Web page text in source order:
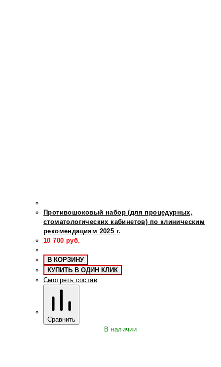
Противошоковый набор (для процедурных,
стоматологических кабинетов) по клиническим
рекомендациям 2025 г.
10 700 руб.
В КОРЗИНУ
КУПИТЬ В ОДИН КЛИК
Смотреть состав
Сравнить
В наличии